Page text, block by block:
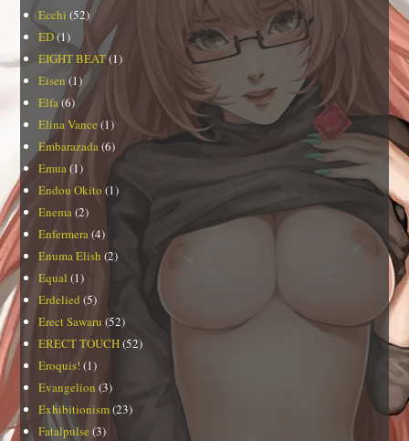
Ecchi (52)
ED(1)
EIGHT BEAT(1)
Eisen (1)
Elfa(6)
Elina Vance (1)
Embarazada(6)
Emua(1)
Endou Okito (1)
Enema(2)
Enfermera(4)
Enuma Elish (2)
Equal (1)
Erdelied (5)
Erect Sawaru (52)
ERECT TOUCH(52)
Eroquis! (1)
Evangelion (3)
Exhibitionism(23)
Fatalpulse (3)